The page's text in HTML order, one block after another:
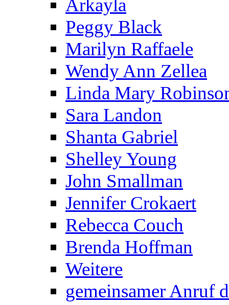
Arkayla
Peggy Black
Marilyn Raffaele
Wendy Ann Zellea
Linda Mary
Sara Landon
Shanta Gabriel
Shelley Young
John Smallman
Jennifer Crokaert
Rebecca Couch
Brenda Hoffman
Weitere
gemeinsamer Anruf